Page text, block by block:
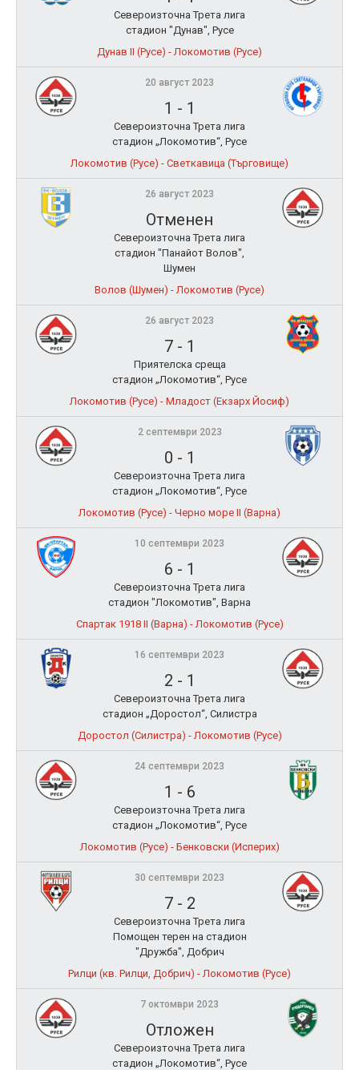
Североизточна Трета лига
стадион "Дунав", Русе
Дунав II (Русе) - Локомотив (Русе)
20 август 2023
1 - 1
Североизточна Трета лига
стадион „Локомотив“, Русе
Локомотив (Русе) - Светкавица (Търговище)
26 август 2023
Отменен
Североизточна Трета лига
стадион "Панайот Волов",
Шумен
Волов (Шумен) - Локомотив (Русе)
26 август 2023
7- 1
Приятелска среща
стадион „Локомотив“, Русе
Локомотив (Русе) - Младост (Екзарх Йосиф)
2 септември 2023
0 - 1
Североизточна Трета лига
стадион „Локомотив“, Русе
Локомотив (Русе) - Черно море II (Варна)
10 септември 2023
6 - 1
Североизточна Трета лига
стадион "Локомотив", Варна
Спартак 1918 II (Варна) - Локомотив (Русе)
16 септември 2023
2 - 1
Североизточна Трета лига
стадион „Доростол“, Силистра
Доростол (Силистра) - Локомотив (Русе)
24 септември 2023
1 - 6
Североизточна Трета лига
стадион „Локомотив“, Русе
Локомотив (Русе) - Бенковски (Исперих)
30 септември 2023
7- 2
Североизточна Трета лига
Помощен терен на стадион
"Дружба", Добрич
Рилци (кв. Рилци, Добрич) - Локомотив (Русе)
7 октомври 2023
Отложен
Североизточна Трета лига
стадион „Локомотив“, Русе